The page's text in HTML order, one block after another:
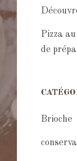
Pizza
de
Brioche